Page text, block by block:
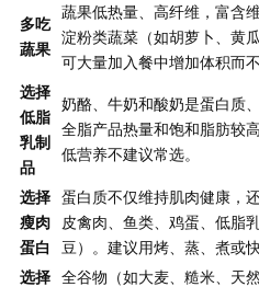
多吃
蔬果
蔬果低热量、高纤维，富含
淀粉类蔬菜（如胡萝卜、黄
可大量加入餐中增加体积而
选择
低脂
乳制
品
奶酪、牛奶和酸奶是蛋白质
全脂产品热量和饱和脂肪较
低营养不建议常选。
选择
瘦肉
蛋白
蛋白质不仅维持肌肉健康，
皮禽肉、鱼类、鸡蛋、低脂
豆）。建议用烤、蒸、煮或
选择 全谷物（如大麦、糙米、天